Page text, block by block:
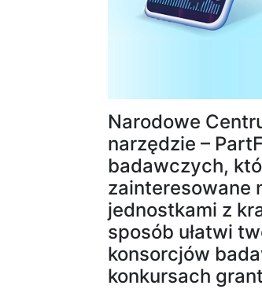
Narodowe
narzędzie –
badawczych,
zainteresowane
jednostkami z
sposób ułatwi
konsorcjów
konkursach